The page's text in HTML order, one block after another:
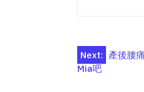
Post
Next: 產後腰
Mia吧